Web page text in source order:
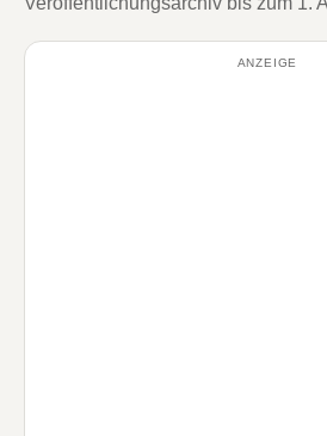
ANZEIGE